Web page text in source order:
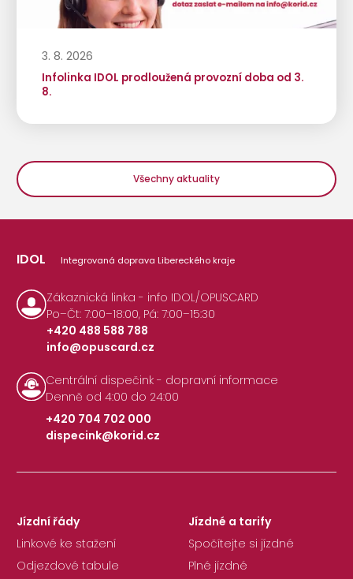
3. 8. 2026
Infolinka IDOL prodloužená provozní doba od 3.
8.
Všechny aktuality
IDOL Integrovaná doprava Libereckého kraje
Zákaznická linka - info IDOL/OPUSCARD
Po–Čt: 7:00–18:00, Pá: 7:00–15:30
+420 488 588 788
|
info@opuscard.cz
Centrální dispečink - dopravní informace
Denně od 4:00 do 24:00
+420 704 702 000
|
dispecink@korid.cz
Jízdní řády
Linkové ke stažení
Odjezdové tabule
Jízdné a tarify
Spočítejte si jízdné
Plné jízdné